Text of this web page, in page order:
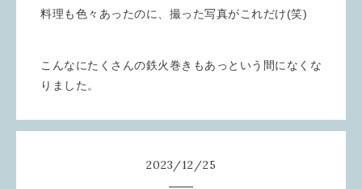
料理も色々あったのに、撮った写真がこれだけ(笑)
こんなにたくさんの鉄火巻きもあっという間になくな
りました。
2023 /12 /25